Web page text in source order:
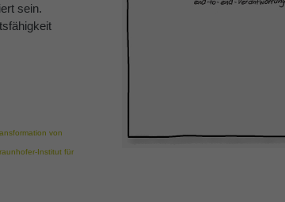
sein.
von
Institut für